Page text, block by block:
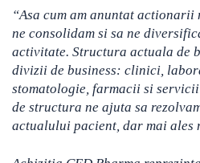
“Asa cum am anuntat actionarii
ne consolidam si sa ne
activitate. Structura actuala de
divizii de business: clinici,
stomatologie, farmacii si
de structura ne ajuta sa
actualului pacient, dar mai